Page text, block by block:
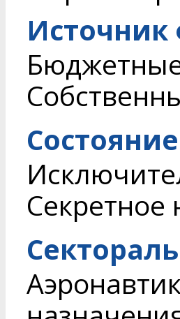
Секретное